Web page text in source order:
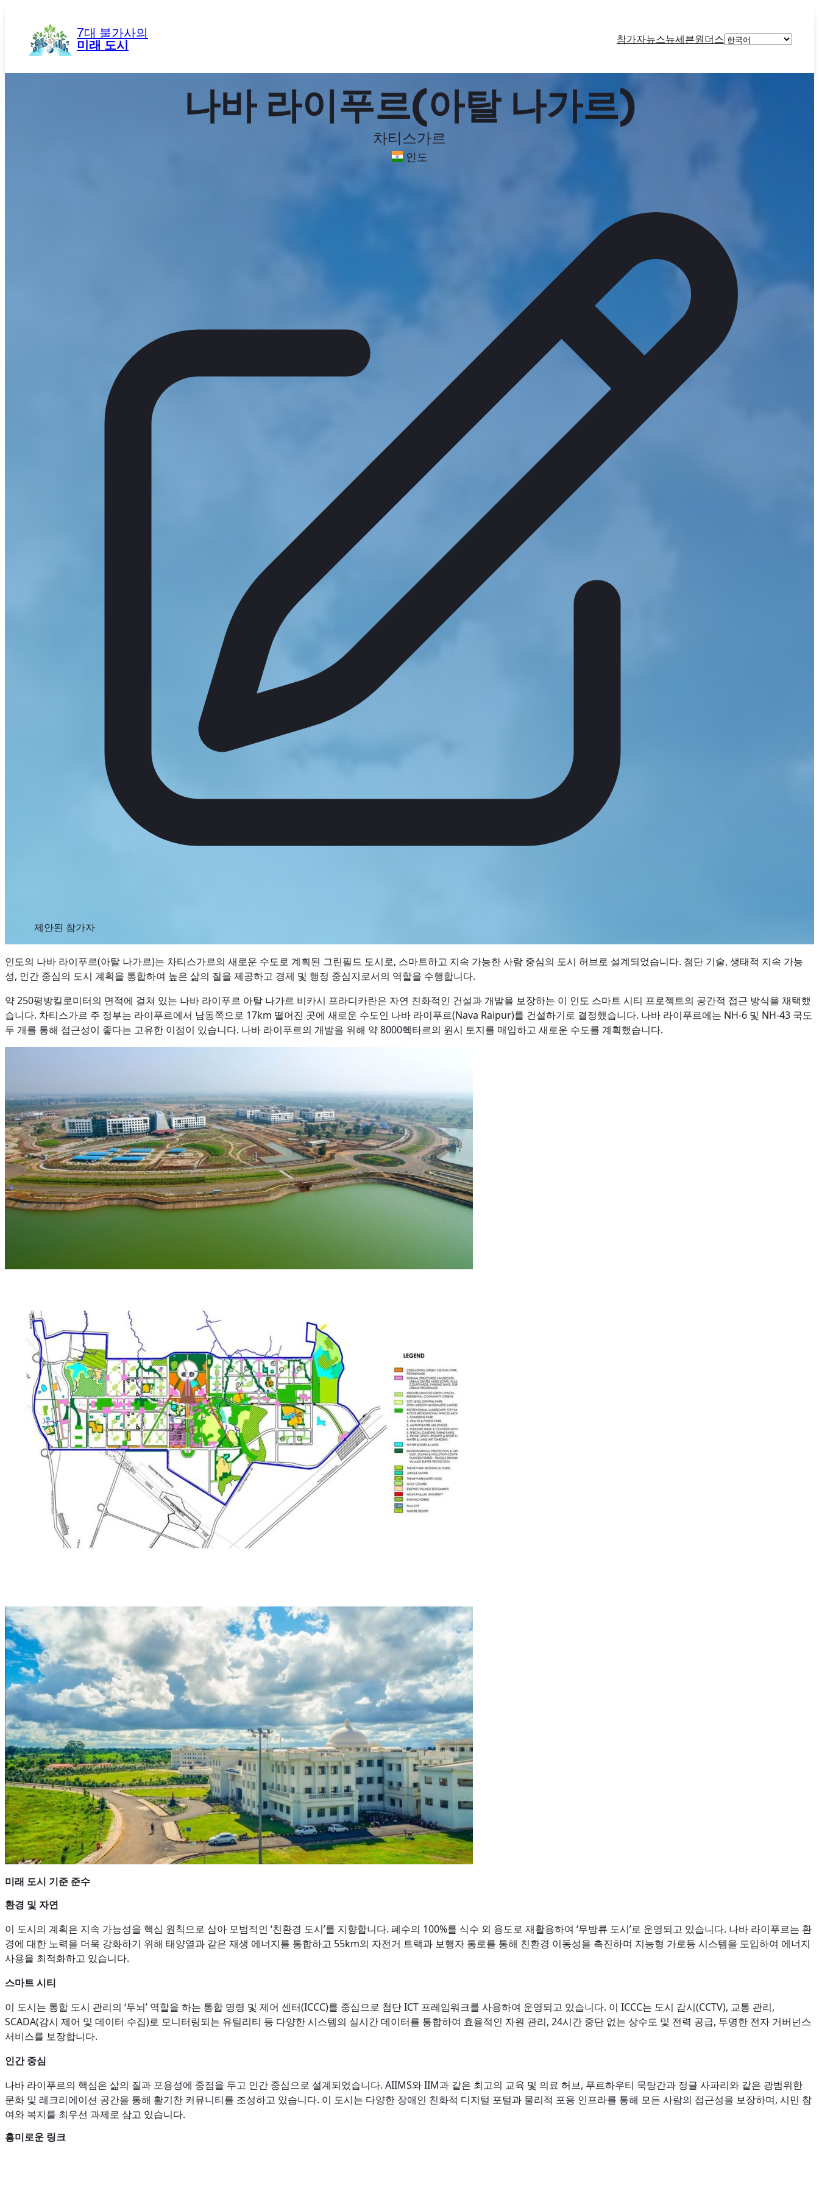
바
7대 불가사의
미래 도시
참가자뉴스뉴세븐원더스Choose
나바 라이푸르(아탈 나가르)
차티스가르
인도
제안된 참가자
인도의 나바 라이푸르(아탈 나가르)는 차티스가르의 새로운 수도로 계획된 그린필드 도시로, 스마트하고 지속 가능한 사람 중심의 도시 허브로 설계되었습니다. 첨단 기술, 생태적 지속 가능
성, 인간 중심의 도시 계획을 통합하여 높은 삶의 질을 제공하고 경제 및 행정 중심지로서의 역할을 수행합니다.
약 250평방킬로미터의 면적에 걸쳐 있는 나바 라이푸르 아탈 나가르 비카시 프라디카란은 자연 친화적인 건설과 개발을 보장하는 이 인도 스마트 시티 프로젝트의 공간적 접근 방식을 채택했
습니다. 차티스가르 주 정부는 라이푸르에서 남동쪽으로 17km 떨어진 곳에 새로운 수도인 나바 라이푸르(Nava Raipur)를 건설하기로 결정했습니다. 나바 라이푸르에는 NH-6 및 NH-43 국도
두 개를 통해 접근성이 좋다는 고유한 이점이 있습니다. 나바 라이푸르의 개발을 위해 약 8000헥타르의 원시 토지를 매입하고 새로운 수도를 계획했습니다.
미래 도시 기준 준수
환경 및 자연
이 도시의 계획은 지속 가능성을 핵심 원칙으로 삼아 모범적인 ‘친환경 도시’를 지향합니다. 폐수의 100%를 식수 외 용도로 재활용하여 ‘무방류 도시’로 운영되고 있습니다. 나바 라이푸르는 환
경에 대한 노력을 더욱 강화하기 위해 태양열과 같은 재생 에너지를 통합하고 55km의 자전거 트랙과 보행자 통로를 통해 친환경 이동성을 촉진하며 지능형 가로등 시스템을 도입하여 에너지
사용을 최적화하고 있습니다.
스마트 시티
이 도시는 통합 도시 관리의 ‘두뇌’ 역할을 하는 통합 명령 및 제어 센터(ICCC)를 중심으로 첨단 ICT 프레임워크를 사용하여 운영되고 있습니다. 이 ICCC는 도시 감시(CCTV), 교통 관리,
SCADA(감시 제어 및 데이터 수집)로 모니터링되는 유틸리티 등 다양한 시스템의 실시간 데이터를 통합하여 효율적인 자원 관리, 24시간 중단 없는 상수도 및 전력 공급, 투명한 전자 거버넌스
서비스를 보장합니다.
인간 중심
나바 라이푸르의 핵심은 삶의 질과 포용성에 중점을 두고 인간 중심으로 설계되었습니다. AIIMS와 IIM과 같은 최고의 교육 및 의료 허브, 푸르하우티 묵탕간과 정글 사파리와 같은 광범위한
문화 및 레크리에이션 공간을 통해 활기찬 커뮤니티를 조성하고 있습니다. 이 도시는 다양한 장애인 친화적 디지털 포털과 물리적 포용 인프라를 통해 모든 사람의 접근성을 보장하며, 시민 참
여와 복지를 최우선 과제로 삼고 있습니다.
흥미로운 링크